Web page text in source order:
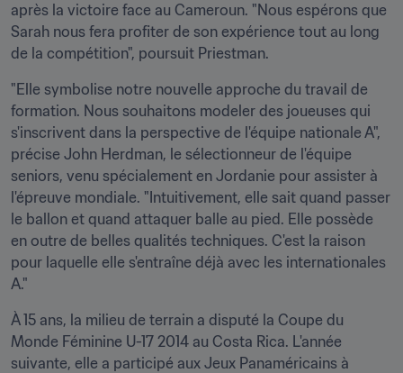
après la victoire face au Cameroun. "Nous espérons que
Sarah nous fera profiter de son expérience tout au long
de la compétition", poursuit Priestman.
"Elle symbolise notre nouvelle approche du travail de
formation. Nous souhaitons modeler des joueuses qui
s'inscrivent dans la perspective de l'équipe nationale A",
précise John Herdman, le sélectionneur de l'équipe
seniors, venu spécialement en Jordanie pour assister à
l'épreuve mondiale. "Intuitivement, elle sait quand passer
le ballon et quand attaquer balle au pied. Elle possède
en outre de belles qualités techniques. C'est la raison
pour laquelle elle s'entraîne déjà avec les internationales
A."
À 15 ans, la milieu de terrain a disputé la Coupe du
Monde Féminine U-17 2014 au Costa Rica. L'année
suivante, elle a participé aux Jeux Panaméricains à